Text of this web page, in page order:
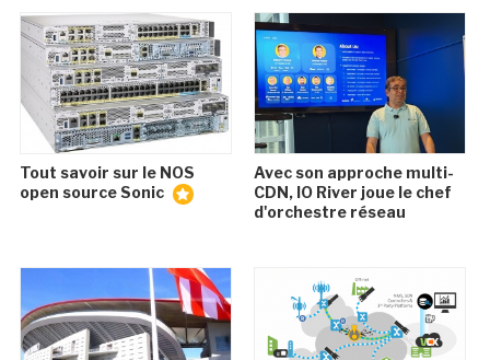
Tout savoir sur le NOS
open source Sonic
Avec son approche multi-
CDN, IO River joue le chef
d'orchestre réseau